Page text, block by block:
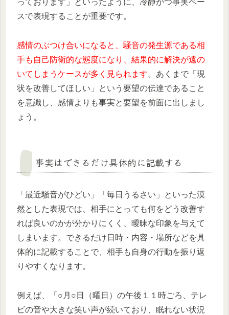
っております」といったように、冷静かつ事実ベー
スで表現することが重要です。
感情のぶつけ合いになると、騒音の発生源である相
手も自己防衛的な態度になり、結果的に解決が遠の
いてしまうケースが多く見られます。あくまで「現
状を改善してほしい」という要望の伝達であること
を意識し、感情よりも事実と要望を前面に出しまし
ょう。
事実はできるだけ具体的に記載する
「最近騒音がひどい」「毎日うるさい」といった漠
然とした表現では、相手にとっても何をどう改善す
れば良いのかが分かりにくく、曖昧な印象を与えて
しまいます。できるだけ日時・内容・場所などを具
体的に記載することで、相手も自身の行動を振り返
りやすくなります。
例えば、「○月○日（曜日）の午後１１時ごろ、テレ
ビの音や大きな笑い声が続いており、眠れない状況